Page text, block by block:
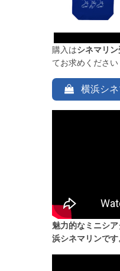
購入はシネマリン
てお求めください
横浜シ
魅力的なミニシ
浜シネマリンです